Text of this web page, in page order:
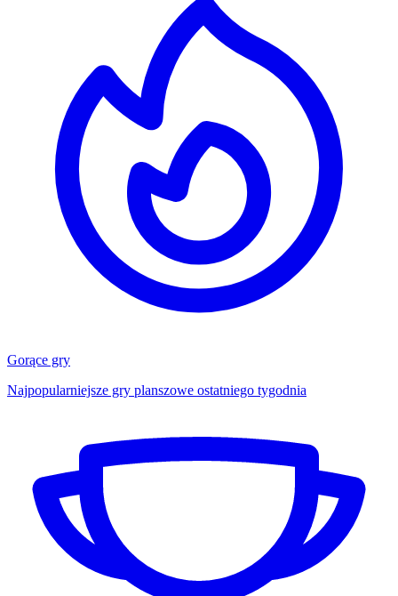
Gorące gry
Najpopularniejsze gry planszowe ostatniego tygodnia